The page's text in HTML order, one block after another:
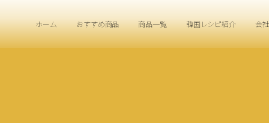
ホーム おすすめ商品 商品一覧 韓国レシピ紹介 会